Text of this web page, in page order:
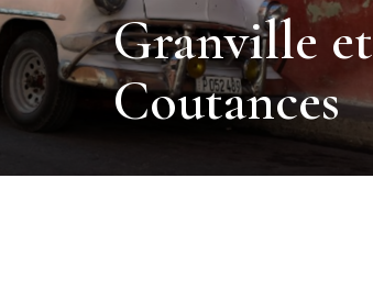
Granville et
Coutances